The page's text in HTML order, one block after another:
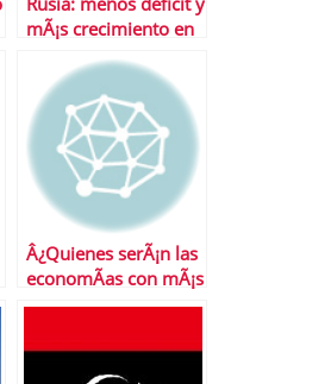
mÃ¡s crecimiento en
Â¿Quienes serÃ¡n las
economÃ­as con mÃ¡s
potencial en 2011?